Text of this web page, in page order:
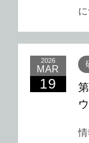
2026
MAR
19